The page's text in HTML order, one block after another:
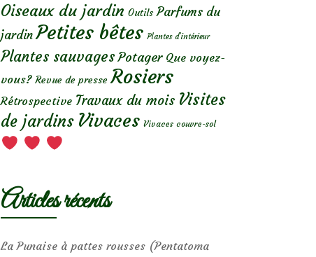
Oiseaux du jardin Outils Parfums du
jardin Petites bêtes Plantes d’intérieur
Plantes sauvages Potager Que voyez-
vous? Revue de presse Rosiers
Rétrospective Travaux du mois Visites
de jardins Vivaces Vivaces couvre-sol
Articles récents
La Punaise à pattes rousses (Pentatoma